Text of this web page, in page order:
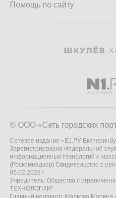
Помощь по сайту
© ООО «Сеть городских
Сетевое издание «Е1.РУ
Зарегистрировано Федеральной
информационных технологий и
(Роскомнадзор) Свидетельство о
06.02.2023 г.
Учредитель: Общество с
ТЕХНОЛОГИИ"
Главный редактор: Малкова Марина